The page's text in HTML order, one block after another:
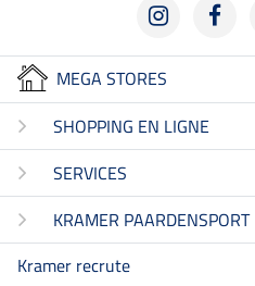
MEGA STORES
SHOPPING EN LIGNE
SERVICES
KRAMER PAARDENSPORT
Kramer recrute